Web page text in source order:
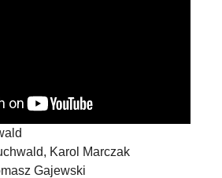
Karol Marczak
Gajewski